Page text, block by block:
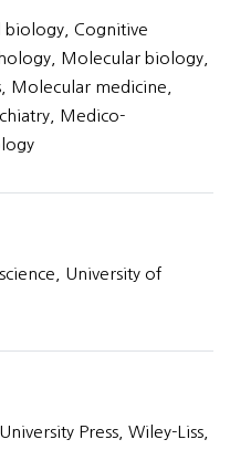
biology, Cognitive
Molecular biology,
Molecular medicine,
Medico-
University of
Press, Wiley-Liss,